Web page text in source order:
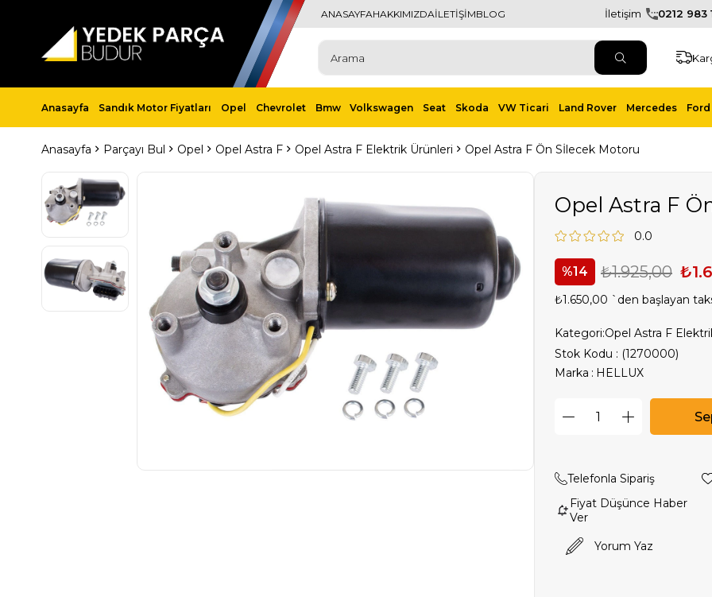
ANASAYFAHAKKIMIZDAİLETİŞİMBLOG İletişim 0212 983
Anasayfa Sandık Motor Fiyatları Opel Chevrolet Bmw Volkswagen Seat Skoda VW Ticari Land Rover Mercedes
Anasayfa Parçayı Bul Opel Opel Astra F Opel Astra F Elektrik Ürünleri Opel Astra F Ön Sİlecek Motoru
Opel Astra F
0.0
14 ₺1.925,00
₺1.650,00 `den başlayan
Kategori:Opel Astra F
Stok Kodu
(1270000)
Marka : HELLUX
Telefonla Sipariş
Fiyat Düşünce Haber
Ver
Yorum Yaz